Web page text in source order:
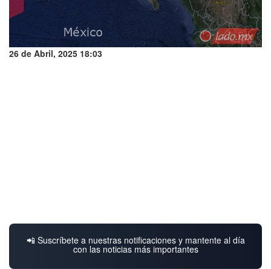
26 de Abril, 2025 18:03
📲 Suscríbete a nuestras notificaciones y mantente al día
con las noticias más importantes